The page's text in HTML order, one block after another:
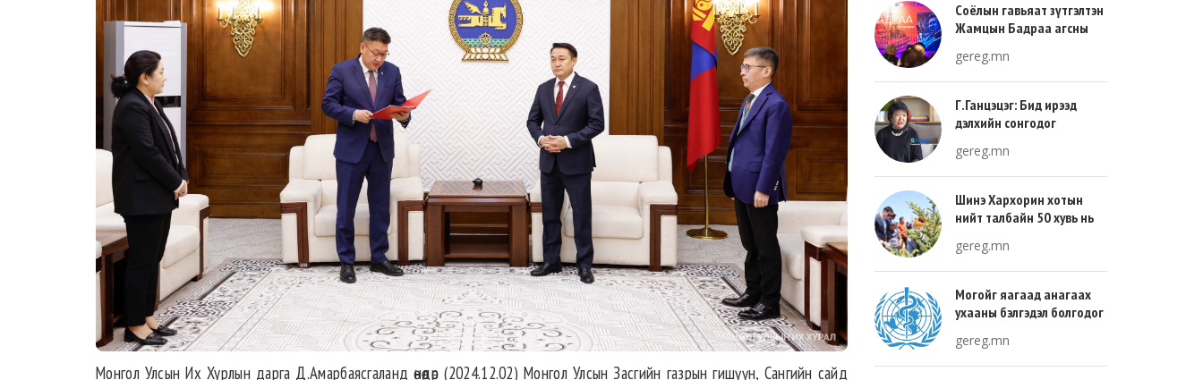
Монгол Улсын Их Хурлын дарга Д.Амарбаясгаланд өнөөдөр (2024.12.02) Монгол Улсын Засгийн газрын гишүүн, Сангийн сайд
Соёлын гавьяат зүтгэлтэн
Жамцын Бадраа агсны
тохиож байна
gereg.mn
Г.Ганцэцэг: Бид ирээд
дэлхийн сонгодог
хөгжлийн тухай л ярьсан
gereg.mn
Шинэ Хархорин хотын
нийт талбайн 50 хувь нь
хувь нь барилгажих
талбай, 20 хувь нь авто
зам байна
gereg.mn
Могойг яагаад анагаах
ухааны бэлгэдэл болгодог
gereg.mn